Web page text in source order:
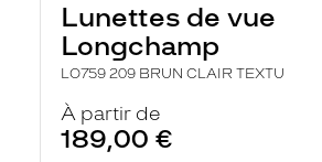
Lunettes de vue
Longchamp
LO759 209 BRUN CLAIR TEXTU
À partir de
189,00 €